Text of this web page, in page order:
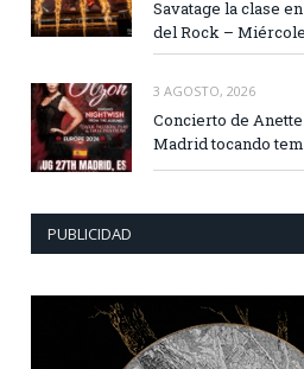
Savatage la clase
del Rock –
3 AGOSTO, 2026
Concierto de
Madrid tocando
PUBLICIDAD